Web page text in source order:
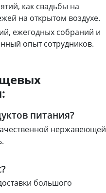
как свадьбы на
на открытом воздухе.
ежегодных собраний и
опыт сотрудников.
питания?
нержавеющей
большого